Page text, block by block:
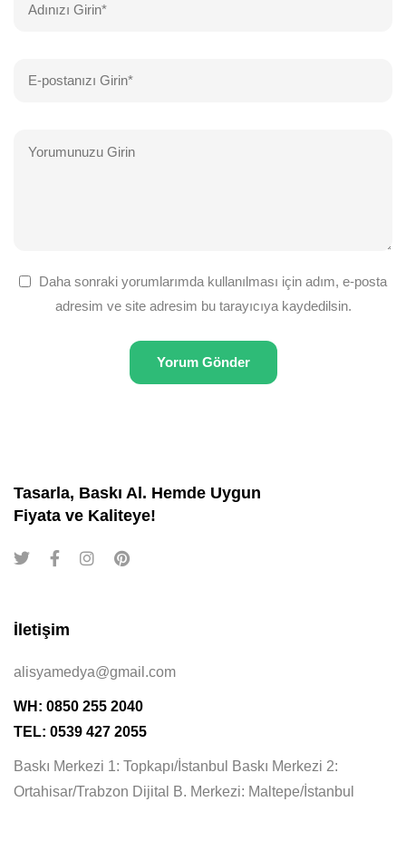
Daha sonraki yorumlarımda kullanılması için adım, e-posta
adresim ve site adresim bu tarayıcıya kaydedilsin.
Tasarla, Baskı Al. Hemde Uygun
Fiyata ve Kaliteye!
İletişim
alisyamedya@gmail.com
WH: 0850 255 2040
TEL: 0539 427 2055
Baskı Merkezi 1: Topkapı/İstanbul Baskı Merkezi 2:
Ortahisar/Trabzon Dijital B. Merkezi: Maltepe/İstanbul